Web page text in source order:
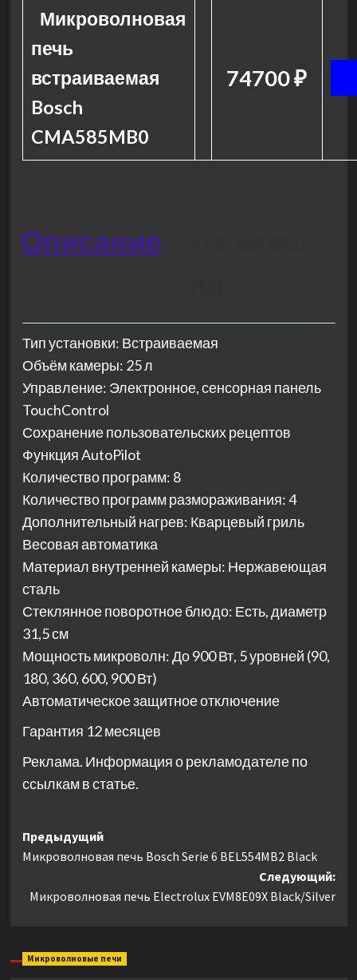
Микроволновая
печь
встраиваемая
Bosch
CMA585MB0
74700 ₽
Описание
Тип установки: Встраиваемая
Объём камеры: 25 л
Управление: Электронное, сенсорная панель
TouchControl
Сохранение пользовательских рецептов
Функция AutoPilot
Количество программ: 8
Количество программ размораживания: 4
Дополнительный нагрев: Кварцевый гриль
Весовая автоматика
Материал внутренней камеры: Нержавеющая
сталь
Стеклянное поворотное блюдо: Есть, диаметр
31,5 см
Мощность микроволн: До 900 Вт, 5 уровней (90,
180, 360, 600, 900 Вт)
Автоматическое защитное отключение
Гарантия 12 месяцев
Реклама. Информация о рекламодателе по
ссылкам в статье.
Навигация
записи
Предыдущий
Микроволновая печь Bosch Serie 6 BEL554MB2 Black
Следующий:
Микроволновая печь Electrolux EVM8E09X Black/Silver
Микроволновые печи